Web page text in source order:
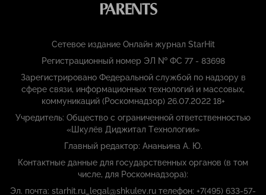
Сетевое издание Онлайн журнал StarHit
Регистрационный номер ЭЛ № ФС 77 - 83698
Зарегистрировано Федеральной службой по надзору в
сфере связи, информационных технологий и массовых,
коммуникаций (Роскомнадзор) 26.07.2022 18+
Учредитель: Общество с ограниченной ответственностью
«Шкулёв Диджитал Технологии»
Главный редактор: Ананьина А. Ю.
Контактные данные для государственных органов (в том
числе, для Роскомнадзора):
Эл. почта: starhit.ru_legal@shkulev.ru телефон: +7(495) 633-57-